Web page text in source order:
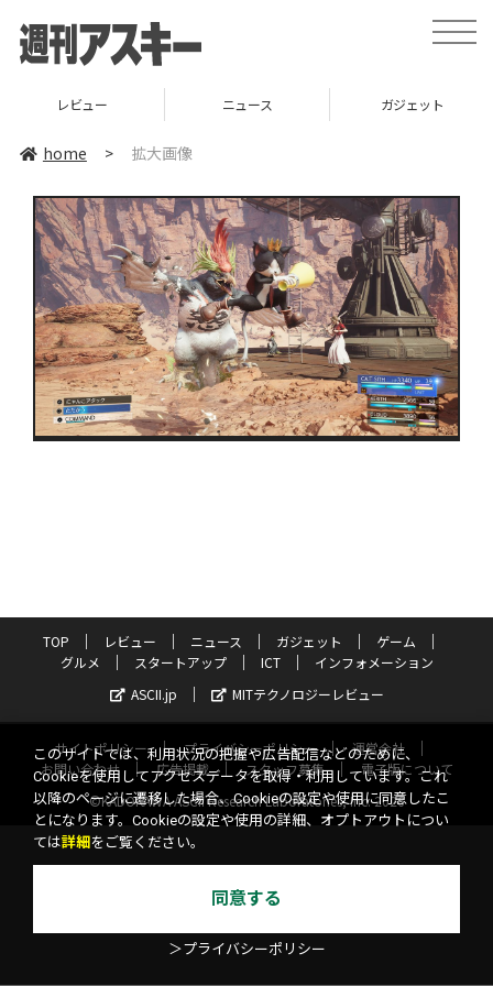
toggle
レビュー ニュース ガジェット
home > 拡大画像
TOP レビュー ニュース ガジェット
ゲーム
グルメ
スタートアップ ICT
インフォメーション
ASCII.jp
MITテクノロジーレビュー
サイトポリシー プライバシーポリシー
運営会社
お問い合わせ
広告掲載 スタッフ募集
電子版について
©KADOKAWA ASCII Research Laboratories, Inc. 2026
このサイトでは、利用状況の把握や広告配信などのために、
Cookieを使用してアクセスデータを取得・利用しています。これ
以降のページに遷移した場合、Cookieの設定や使用に同意したこ
とになります。Cookieの設定や使用の詳細、オプトアウトについ
ては詳細 をご覧ください。
同意する
＞プライバシーポリシー